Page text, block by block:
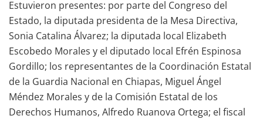
Estuvieron presentes: por parte del Congreso del
Estado, la diputada presidenta de la Mesa Directiva,
Sonia Catalina Álvarez; la diputada local Elizabeth
Escobedo Morales y el diputado local Efrén Espinosa
Gordillo; los representantes de la Coordinación Estatal
de la Guardia Nacional en Chiapas, Miguel Ángel
Méndez Morales y de la Comisión Estatal de los
Derechos Humanos, Alfredo Ruanova Ortega; el fiscal